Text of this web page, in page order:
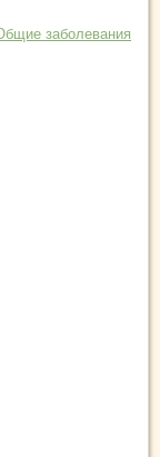
заболевания